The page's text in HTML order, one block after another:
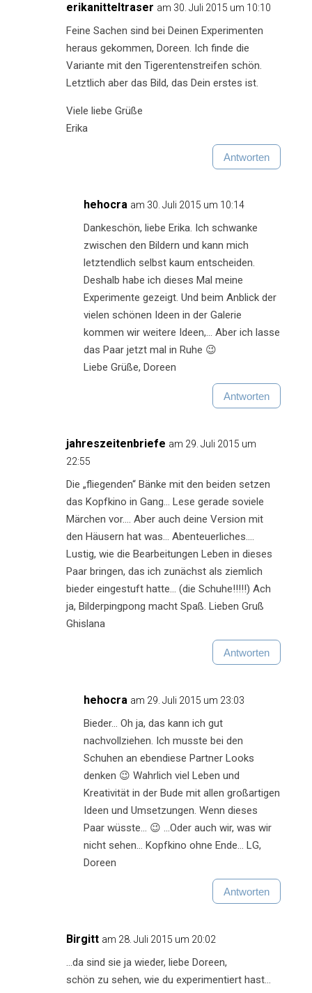
erikanitteltraser am 30. Juli 2015 um 10:10
Feine Sachen sind bei Deinen Experimenten
heraus gekommen, Doreen. Ich finde die
Variante mit den Tigerentenstreifen schön.
Letztlich aber das Bild, das Dein erstes ist.
Viele liebe Grüße
Erika
Antworten
hehocra am 30. Juli 2015 um 10:14
Dankeschön, liebe Erika. Ich schwanke
zwischen den Bildern und kann mich
letztendlich selbst kaum entscheiden.
Deshalb habe ich dieses Mal meine
Experimente gezeigt. Und beim Anblick der
vielen schönen Ideen in der Galerie
kommen wir weitere Ideen,… Aber ich lasse
das Paar jetzt mal in Ruhe 😉
Liebe Grüße, Doreen
Antworten
jahreszeitenbriefe am 29. Juli 2015 um
22:55
Die „fliegenden“ Bänke mit den beiden setzen
das Kopfkino in Gang… Lese gerade soviele
Märchen vor…. Aber auch deine Version mit
den Häusern hat was… Abenteuerliches….
Lustig, wie die Bearbeitungen Leben in dieses
Paar bringen, das ich zunächst als ziemlich
bieder eingestuft hatte… (die Schuhe!!!!!) Ach
ja, Bilderpingpong macht Spaß. Lieben Gruß
Ghislana
Antworten
hehocra am 29. Juli 2015 um 23:03
Bieder… Oh ja, das kann ich gut
nachvollziehen. Ich musste bei den
Schuhen an ebendiese Partner Looks
denken 😉 Wahrlich viel Leben und
Kreativität in der Bude mit allen großartigen
Ideen und Umsetzungen. Wenn dieses
Paar wüsste… 😉 …Oder auch wir, was wir
nicht sehen… Kopfkino ohne Ende… LG,
Doreen
Antworten
Birgitt am 28. Juli 2015 um 20:02
…da sind sie ja wieder, liebe Doreen,
schön zu sehen, wie du experimentiert hast…